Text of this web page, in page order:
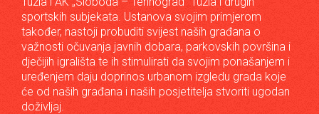
sportskih subjekata. Ustanova svojim primjerom
također, nastoji probuditi svijest naših građana o
važnosti očuvanja javnih dobara, parkovskih površina i
dječijih igrališta te ih stimulirati da svojim ponašanjem i
uređenjem daju doprinos urbanom izgledu grada koje
će od naših građana i naših posjetitelja stvoriti ugodan
doživljaj.